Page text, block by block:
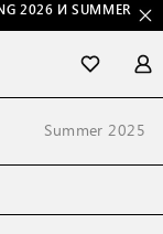
2026 И SUMMER
Summer 2025